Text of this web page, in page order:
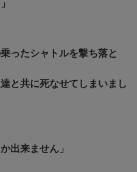
ったシャトルを撃ち落と
と共に死なせてしまいまし
出来ません」